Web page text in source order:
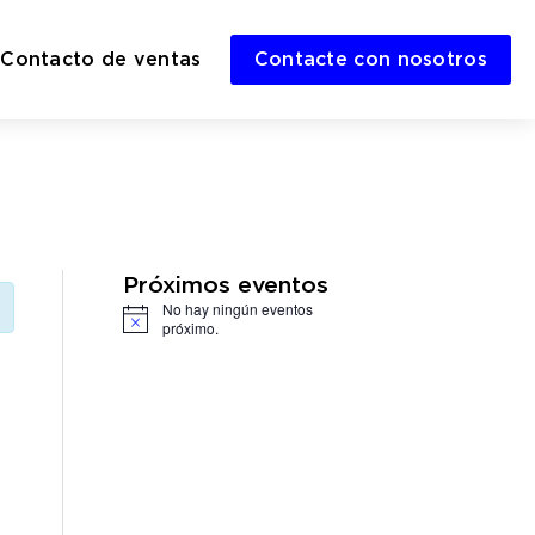
Contacto de ventas Contacte con nosotros
Próximos eventos
Notice
No hay ningún eventos
próximo.